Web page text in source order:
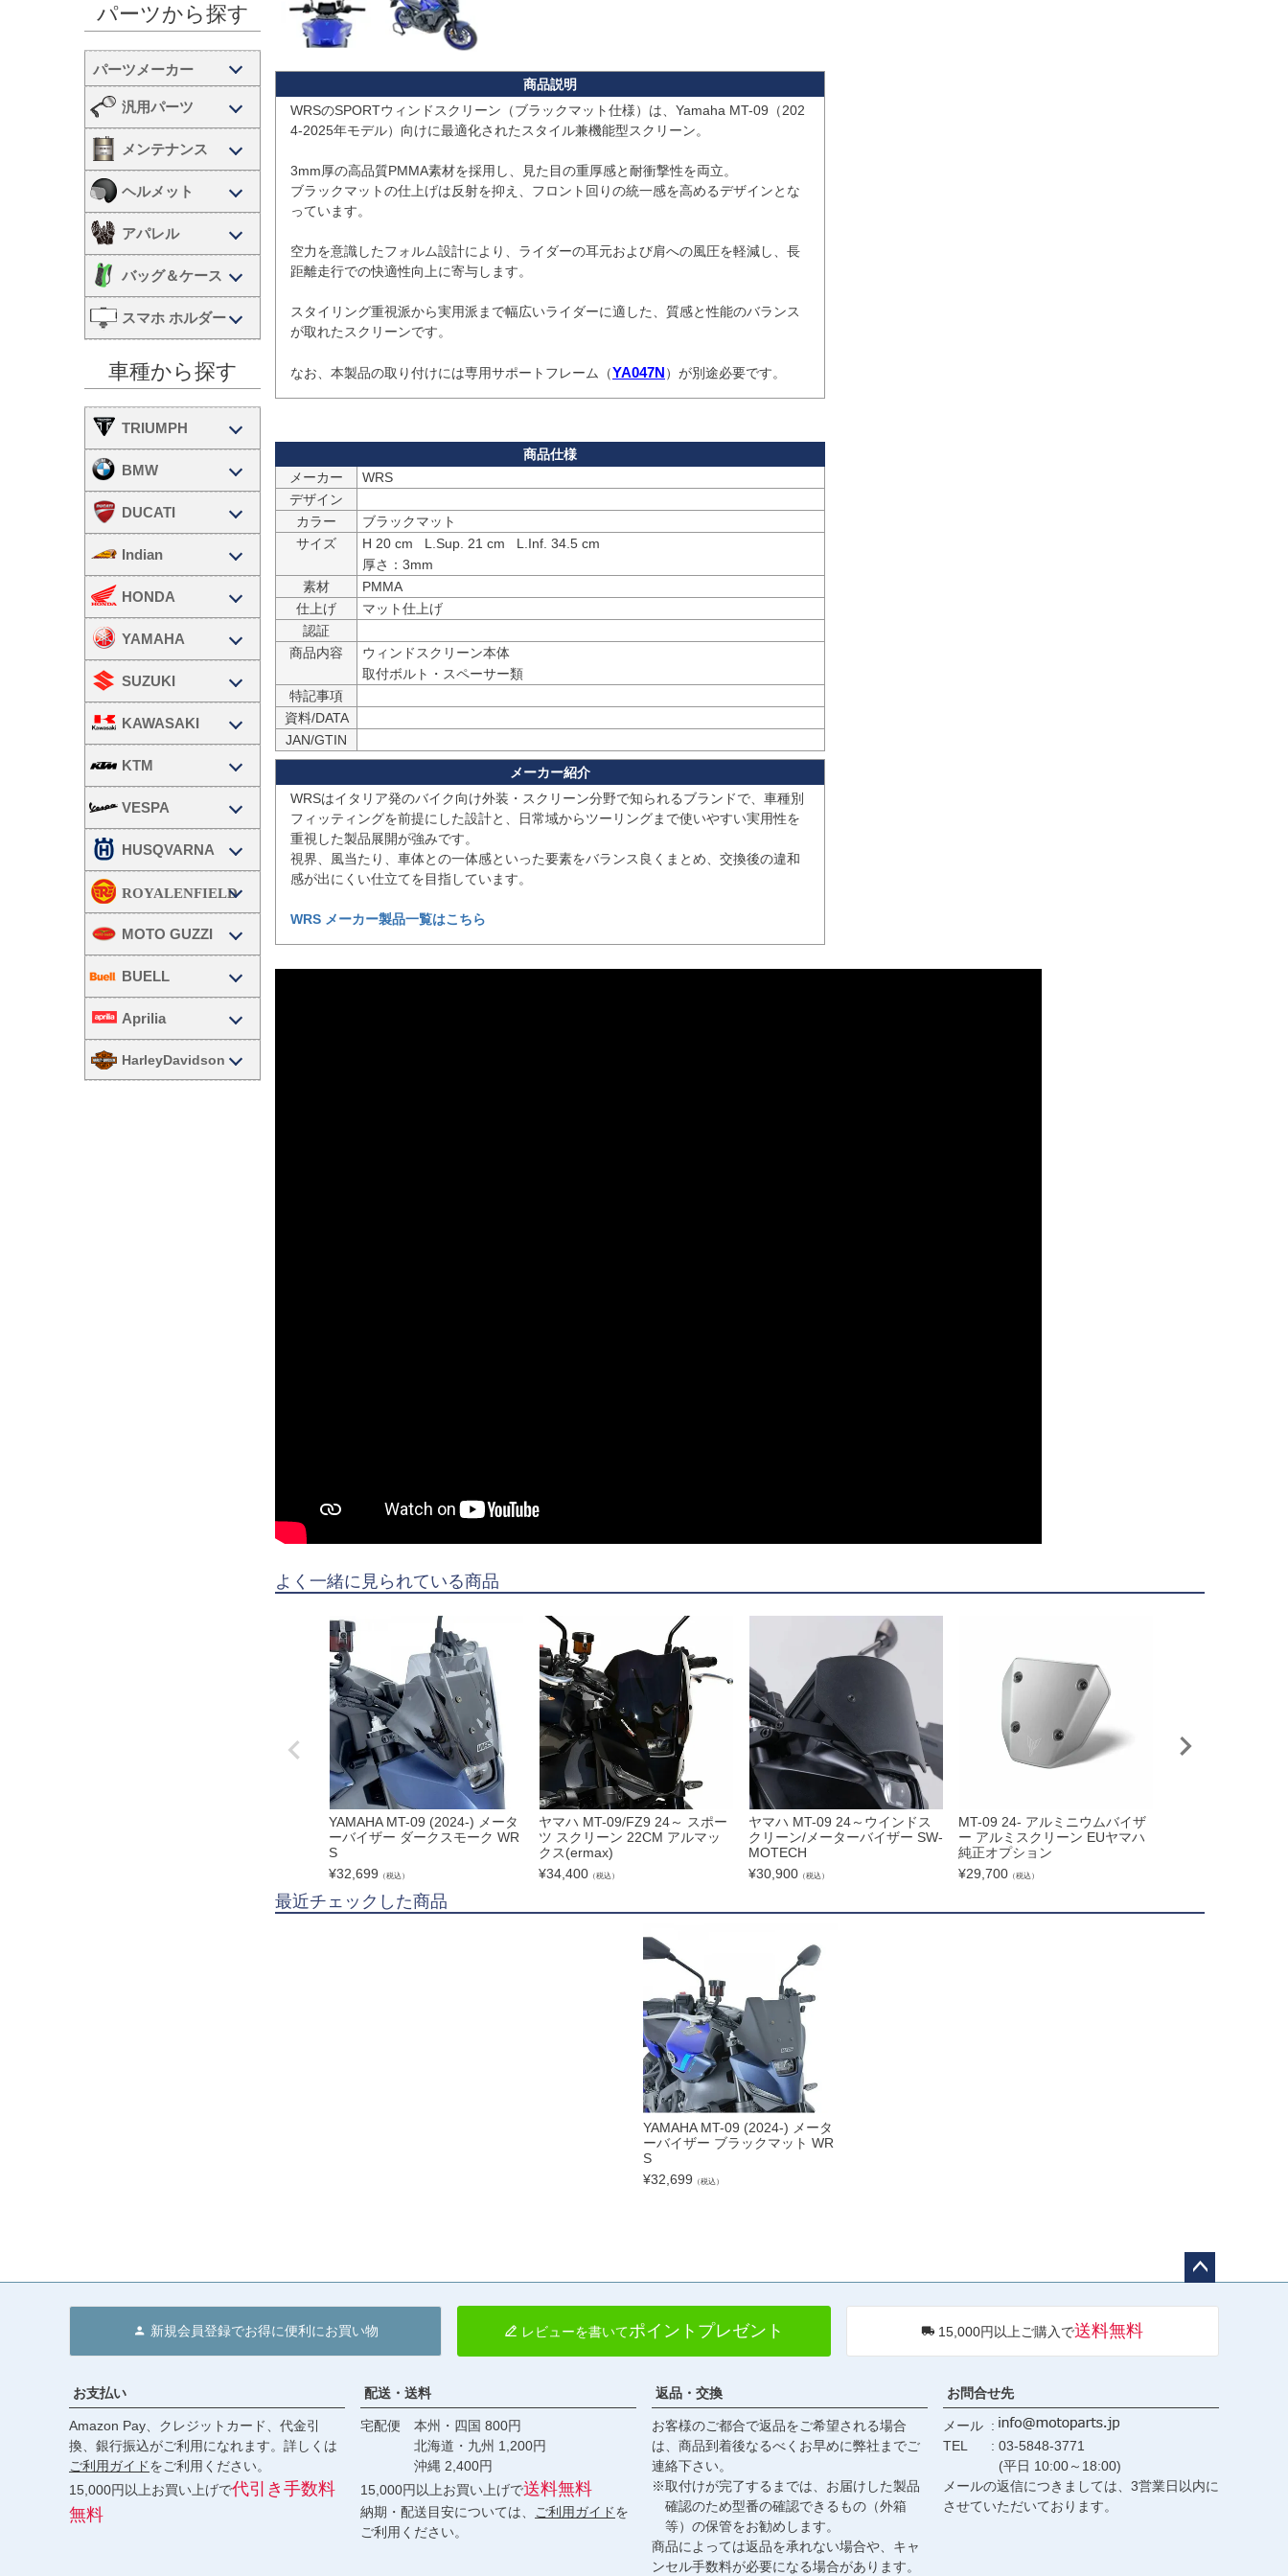
パーツから探す
汎用パーツ
メンテナンス
ヘルメット
アパレル
バッグ＆ケース
スマホ ホルダー
車種から探す
TRIUMPH
BMW
DUCATI
Indian
HONDA
YAMAHA
SUZUKI
KAWASAKI
KTM
VESPA
HUSQVARNA
MOTO GUZZI
BUELL
Aprilia
HarleyDavidson
WRSのSPORTウィンドスクリーン（ブラックマット仕様）は、Yamaha MT-09（202
4-2025年モデル）向けに最適化されたスタイル兼機能型スクリーン。
3mm厚の高品質PMMA素材を採用し、見た目の重厚感と耐衝撃性を両立。
ブラックマットの仕上げは反射を抑え、フロント回りの統一感を高めるデザインとな
っています。
空力を意識したフォルム設計により、ライダーの耳元および肩への風圧を軽減し、長
距離走行での快適性向上に寄与します。
スタイリング重視派から実用派まで幅広いライダーに適した、質感と性能のバランス
が取れたスクリーンです。
なお、本製品の取り付けには専用サポートフレーム（YA047N ）が別途必要です。
メーカー
WRS
デザイン
カラー
ブラックマット
サイズ
H 20 cm   L.Sup. 21 cm   L.Inf. 34.5 cm
厚さ：3mm
素材
PMMA
仕上げ
マット仕上げ
認証
商品内容
ウィンドスクリーン本体
取付ボルト・スペーサー類
特記事項
資料/DATA
JAN/GTIN
WRSはイタリア発のバイク向け外装・スクリーン分野で知られるブランドで、車種別
フィッティングを前提にした設計と、日常域からツーリングまで使いやすい実用性を
重視した製品展開が強みです。
視界、風当たり、車体との一体感といった要素をバランス良くまとめ、交換後の違和
感が出にくい仕立てを目指しています。
WRS メーカー製品一覧はこちら
よく一緒に見られている商品
YAMAHA MT-09 (2024-) メータ
ーバイザー ダークスモーク WR
S
¥32,699 （税込）
ヤマハ MT-09/FZ9 24～ スポー
ツ スクリーン 22CM アルマッ
クス(ermax)
¥34,400 （税込）
ヤマハ MT-09 24～ウインドス
クリーン/メーターバイザー SW-
MOTECH
¥30,900 （税込）
MT-09 24- アルミニウムバイザ
ー アルミスクリーン EUヤマハ
純正オプション
¥29,700 （税込）
最近チェックした商品
YAMAHA MT-09 (2024-) メータ
ーバイザー ブラックマット WR
S
¥32,699 （税込）
へ
新規会員登録でお得に便利にお買い物 レビューを書いてポイントプレゼント 15,000円以上ご購入で送料無料
お支払い
Amazon Pay、クレジットカード、代金引
換、銀行振込がご利用になれます。詳しくは
ご利用ガイドをご利用ください。
15,000円以上お買い上げで代引き手数料
無料
配送・送料
宅配便 本州・四国 800円
北海道・九州 1,200円
沖縄 2,400円
15,000円以上お買い上げで送料無料
納期・配送目安については、 ご利用ガイドを
ご利用ください。
返品・交換
お客様のご都合で返品をご希望される場合
は、商品到着後なるべくお早めに弊社までご
連絡下さい。
※取付けが完了するまでは、お届けした製品
確認のため型番の確認できるもの（外箱
等）の保管をお勧めします。
商品によっては返品を承れない場合や、キャ
ンセル手数料が必要になる場合があります。
お問合せ先
メール
TEL
03-5848-3771
(平日 10:00～18:00)
メールの返信につきましては、3営業日以内に
させていただいております。